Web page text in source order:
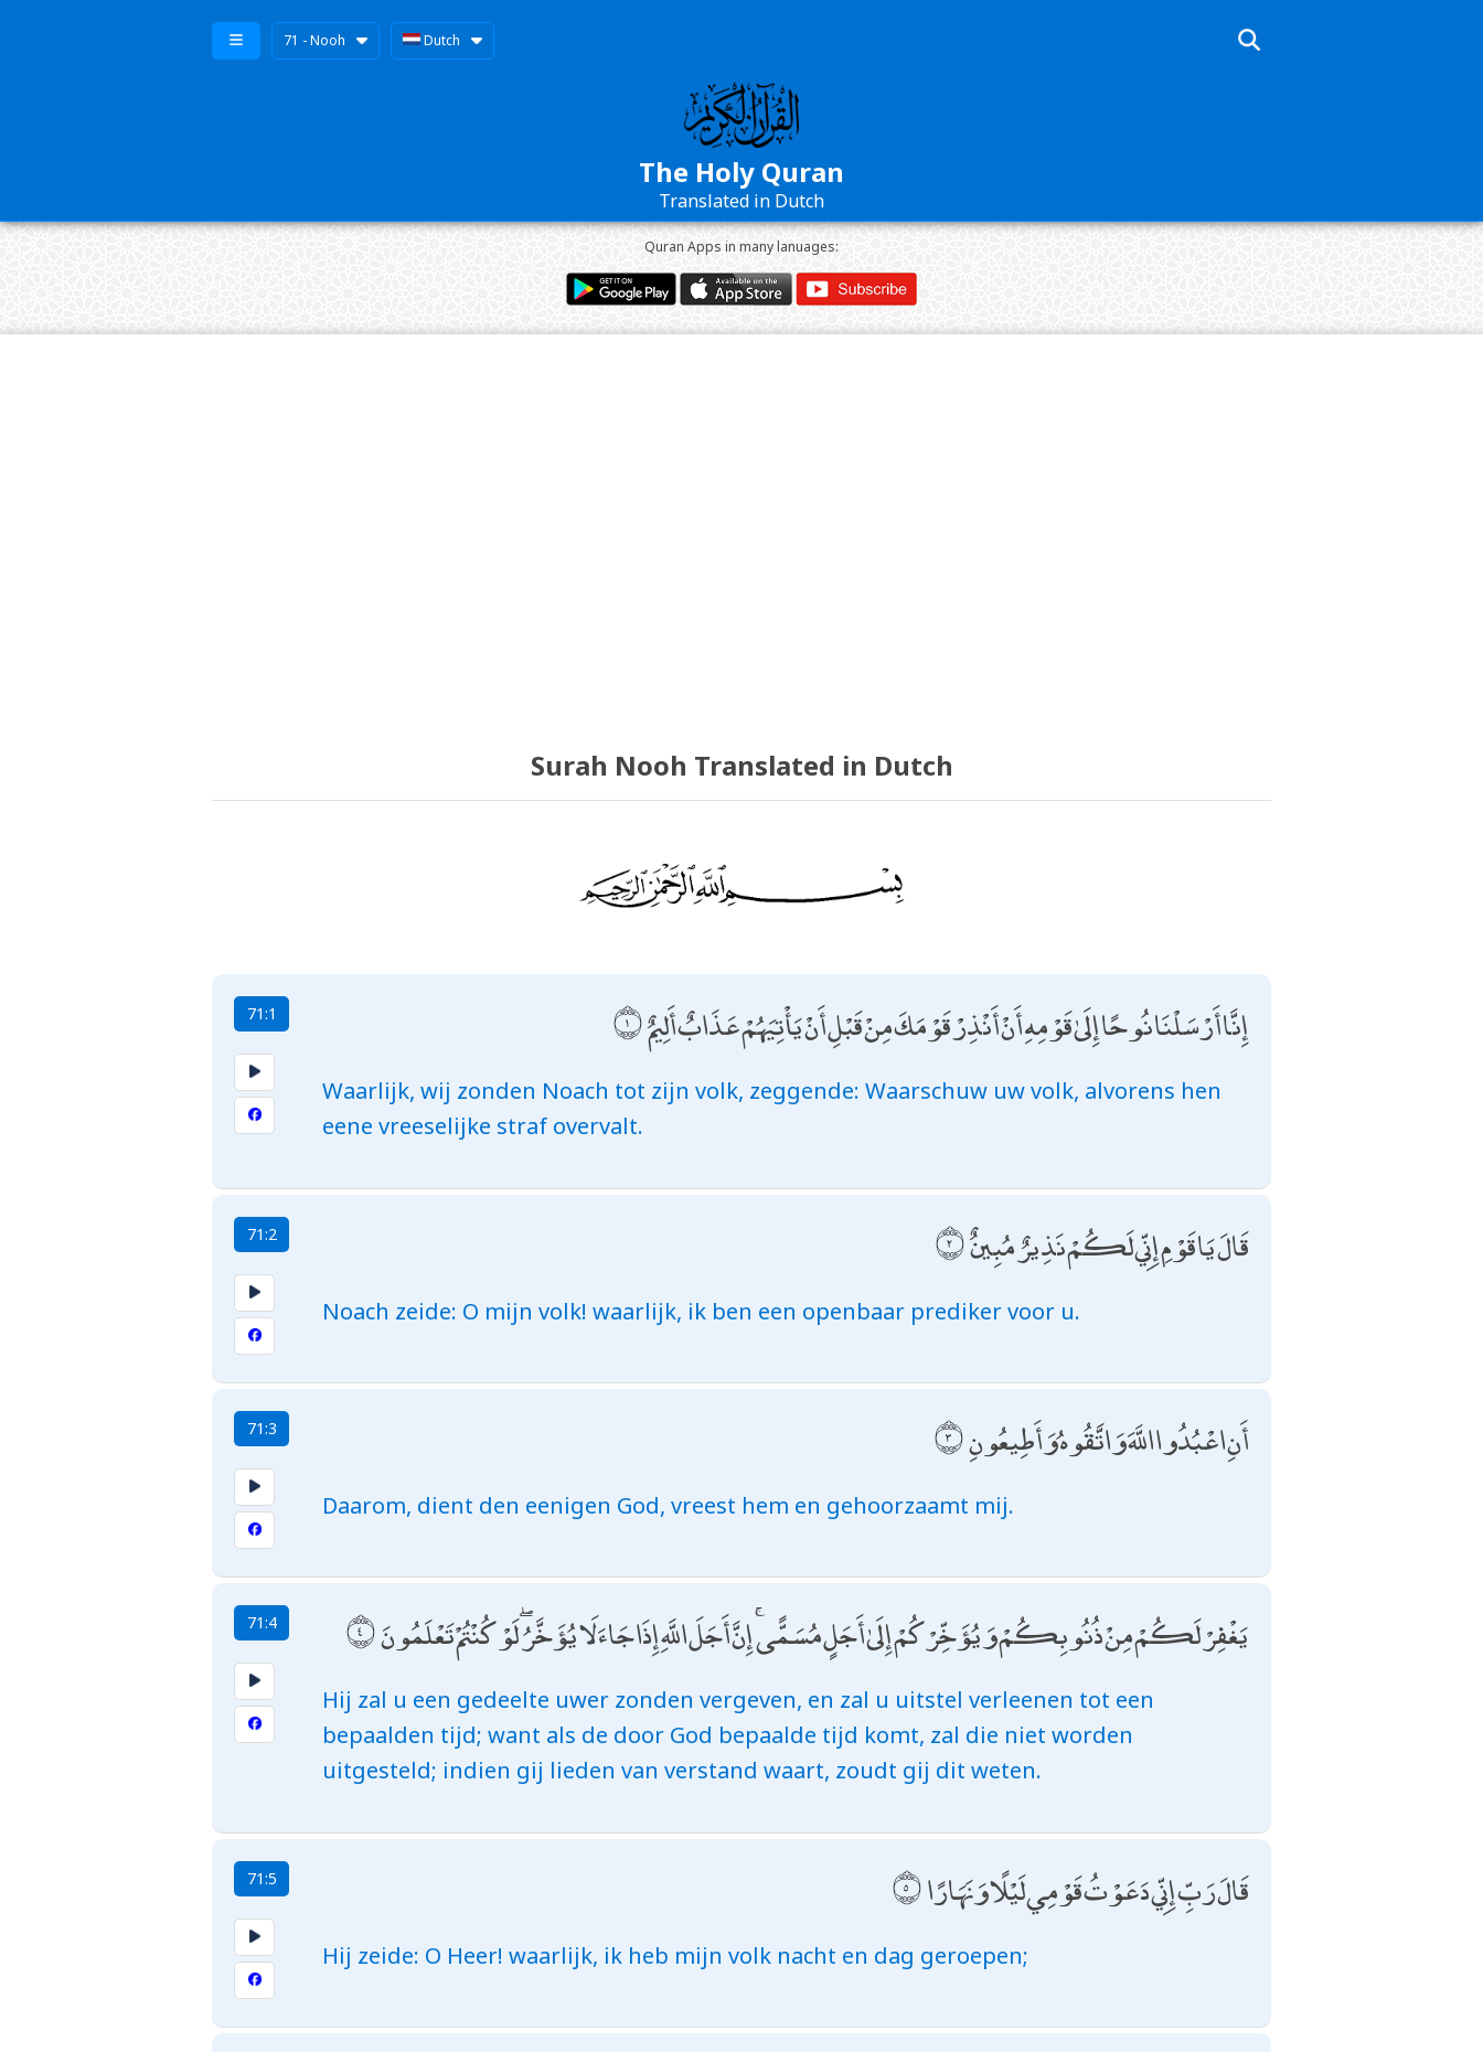
71 - Nooh Dutch
The Holy Quran
Translated in Dutch
Quran Apps in many lanuages:
Surah Nooh Translated in Dutch
71:1 إِنَّا أَرْسَلْنَا نُوحًا إِلَىٰ قَوْمِهِ أَنْ أَنْذِرْ قَوْمَكَ مِنْ قَبْلِ أَنْ يَأْتِيَهُمْ عَذَابٌ أَلِيمٌ
Waarlijk, wij zonden Noach tot zijn volk, zeggende: Waarschuw uw volk, alvorens hen
eene vreeselijke straf overvalt.
71:2 قَالَ يَا قَوْمِ إِنِّي لَكُمْ نَذِيرٌ مُبِينٌ
Noach zeide: O mijn volk! waarlijk, ik ben een openbaar prediker voor u.
71:3 أَنِ اعْبُدُوا اللَّهَ وَاتَّقُوهُ وَأَطِيعُونِ
Daarom, dient den eenigen God, vreest hem en gehoorzaamt mij.
71:4 يَغْفِرْ لَكُمْ مِنْ ذُنُوبِكُمْ وَيُؤَخِّرْكُمْ إِلَىٰ أَجَلٍ مُسَمًّى ۚ إِنَّ أَجَلَ اللَّهِ إِذَا جَاءَ لَا يُؤَخَّرُ ۖ لَوْ كُنْتُمْ تَعْلَمُونَ
Hij zal u een gedeelte uwer zonden vergeven, en zal u uitstel verleenen tot een
bepaalden tijd; want als de door God bepaalde tijd komt, zal die niet worden
uitgesteld; indien gij lieden van verstand waart, zoudt gij dit weten.
71:5 قَالَ رَبِّ إِنِّي دَعَوْتُ قَوْمِي لَيْلًا وَنَهَارًا
Hij zeide: O Heer! waarlijk, ik heb mijn volk nacht en dag geroepen;